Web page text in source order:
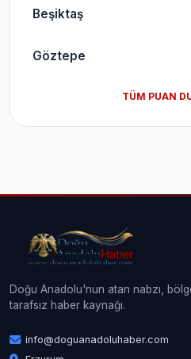
Beşiktaş
Göztepe
TÜM PUAN
Doğu Anadolu'nun atan nabzı,
tarafsız haber kaynağı.
info@doguanadoluhaber.com